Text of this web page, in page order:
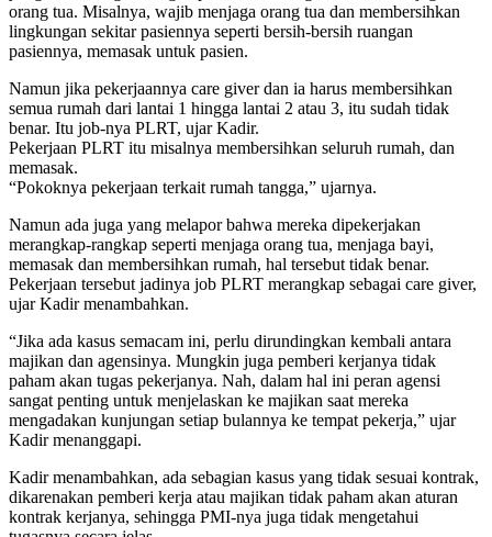
orang tua. Misalnya, wajib menjaga orang tua dan membersihkan
lingkungan sekitar pasiennya seperti bersih-bersih ruangan
pasiennya, memasak untuk pasien.
Namun jika pekerjaannya care giver dan ia harus membersihkan
semua rumah dari lantai 1 hingga lantai 2 atau 3, itu sudah tidak
benar. Itu job-nya PLRT, ujar Kadir.
Pekerjaan PLRT itu misalnya membersihkan seluruh rumah, dan
memasak.
“Pokoknya pekerjaan terkait rumah tangga,” ujarnya.
Namun ada juga yang melapor bahwa mereka dipekerjakan
merangkap-rangkap seperti menjaga orang tua, menjaga bayi,
memasak dan membersihkan rumah, hal tersebut tidak benar.
Pekerjaan tersebut jadinya job PLRT merangkap sebagai care giver,
ujar Kadir menambahkan.
“Jika ada kasus semacam ini, perlu dirundingkan kembali antara
majikan dan agensinya. Mungkin juga pemberi kerjanya tidak
paham akan tugas pekerjanya. Nah, dalam hal ini peran agensi
sangat penting untuk menjelaskan ke majikan saat mereka
mengadakan kunjungan setiap bulannya ke tempat pekerja,” ujar
Kadir menanggapi.
Kadir menambahkan, ada sebagian kasus yang tidak sesuai kontrak,
dikarenakan pemberi kerja atau majikan tidak paham akan aturan
kontrak kerjanya, sehingga PMI-nya juga tidak mengetahui